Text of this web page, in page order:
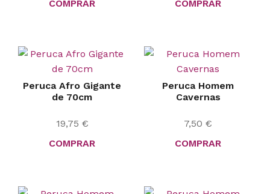
COMPRAR COMPRAR
Peruca Afro Gigante
de 70cm
19,75 €
COMPRAR
Peruca Homem
Cavernas
7,50 €
COMPRAR